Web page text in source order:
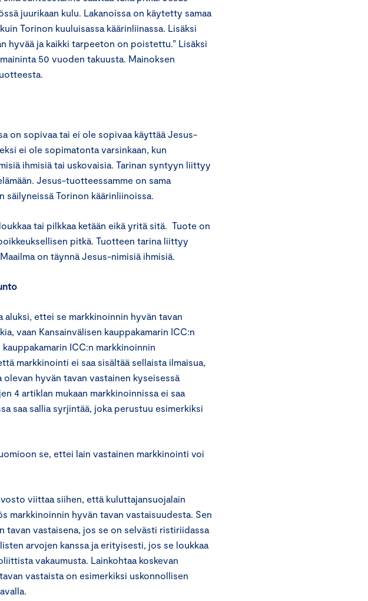
juurikaan kulu. Lakanoissa on käytetty samaa
Torinon kuuluisassa käärinliinassa. Lisäksi
hyvää ja kaikki tarpeeton on poistettu.” Lisäksi
50 vuoden takuusta. Mainoksen
on sopivaa tai ei ole sopivaa käyttää Jesus-
ei ole sopimatonta varsinkaan, kun
ihmisiä tai uskovaisia. Tarinan syntyyn liittyy
Jesus-tuotteessamme on sama
säilyneissä Torinon käärinliinoissa.
tai pilkkaa ketään eikä yritä sitä. Tuote on
pitkä. Tuotteen tarina liittyy
on täynnä Jesus-nimisiä ihmisiä.
ettei se markkinoinnin hyvän tavan
vaan Kansainvälisen kauppakamarin ICC:n
ICC:n markkinoinnin
markkinointi ei saa sisältää sellaista ilmaisua,
olevan hyvän tavan vastainen kyseisessä
4 artiklan mukaan markkinoinnissa ei saa
saa sallia syrjintää, joka perustuu esimerkiksi
se, ettei lain vastainen markkinointi voi
viittaa siihen, että kuluttajansuojalain
markkinoinnin hyvän tavan vastaisuudesta. Sen
tavan vastaisena, jos se on selvästi ristiriidassa
arvojen kanssa ja erityisesti, jos se loukkaa
vakaumusta. Lainkohtaa koskevan
vastaista on esimerkiksi uskonnollisen